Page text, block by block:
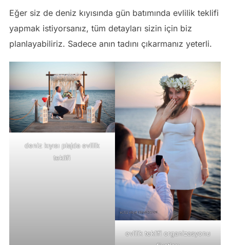
Eğer siz de deniz kıyısında gün batımında evlilik teklifi
yapmak istiyorsanız, tüm detayları sizin için biz
planlayabiliriz. Sadece anın tadını çıkarmanız yeterli.
deniz kıyısı plajda evlilik
teklifi
evlilik teklifi organizasyonu